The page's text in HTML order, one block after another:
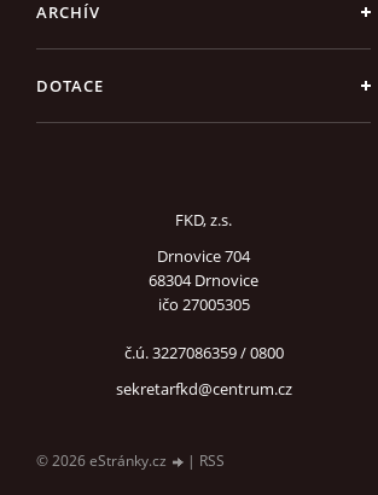
ARCHÍV
DOTACE
FKD, z.s.
Drnovice 704
68304 Drnovice
ičo 27005305
č.ú. 3227086359 / 0800
sekretarfkd@centrum.cz
© 2026 eStránky.cz | RSS